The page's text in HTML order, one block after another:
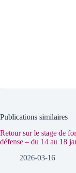
Publications similaires
Retour sur le stage de
défense – du 14 au 18
2026-03-16